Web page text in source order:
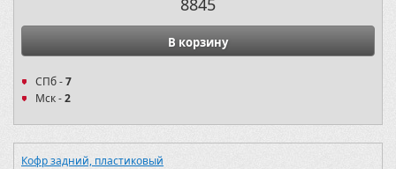
8845
В корзину
СПб -7
Мск -2
Кофр задний, пластиковый